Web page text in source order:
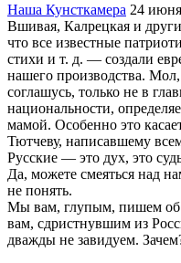
Наша Кунсткамера 24
Вшивая, Калрецкая и
что все известные
стихи и т. д. — создали
нашего производства.
соглашусь, только не в
национальности,
мамой. Особенно это
Тютчеву, написавшему
Русские — это дух, это
Да, можете смеяться над
не понять.
Мы вам, глупым, пишем об
вам, сдристнувшим из
дважды не завидуем.